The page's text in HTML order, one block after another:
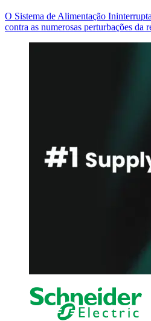
O Sistema de Alimentação
contra as numerosas perturbações da